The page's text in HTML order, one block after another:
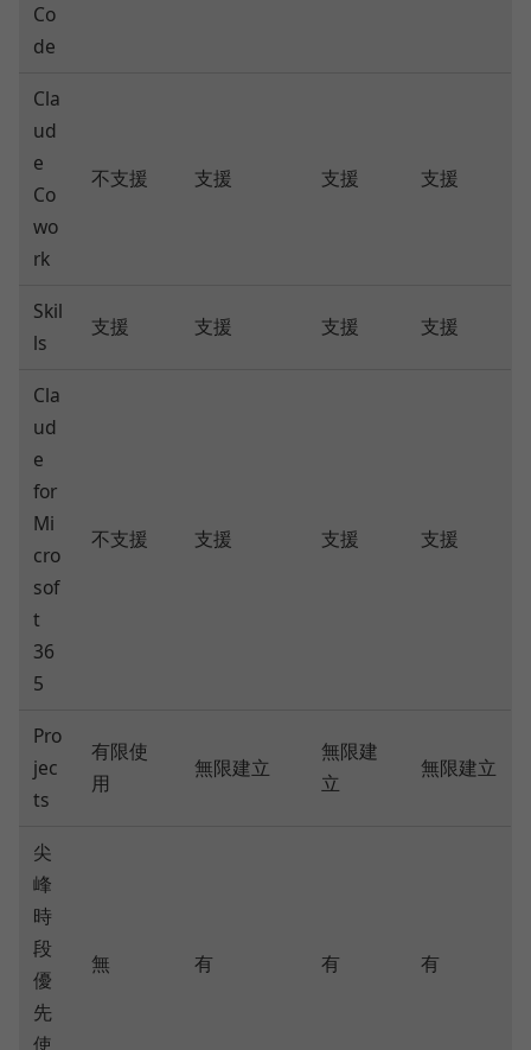
Co
de
Cla
ud
e
Co
wo
rk
不支援 支援 支援 支援
Skil
ls
支援 支援 支援 支援
Cla
ud
e
for
Mi
cro
sof
t
36
5
不支援 支援 支援 支援
Pro
jec
ts
有限使
用
無限建立
無限建
立
無限建立
尖
峰
時
段
優
先
使
無 有 有 有